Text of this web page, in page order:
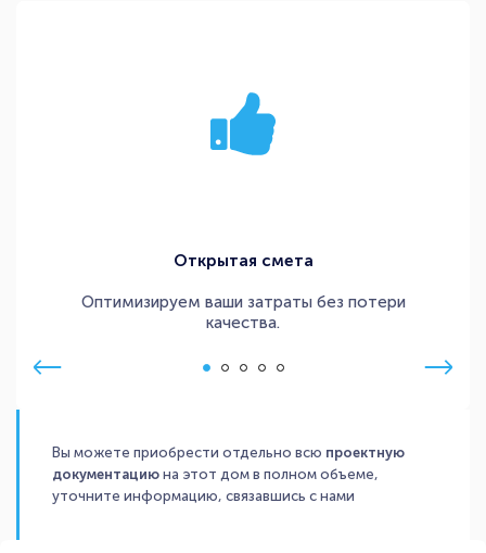
Открытая смета
Оптимизируем ваши затраты без потери
качества.
Вы можете приобрести отдельно всю проектную
документацию на этот дом в полном объеме,
уточните информацию, связавшись с нами